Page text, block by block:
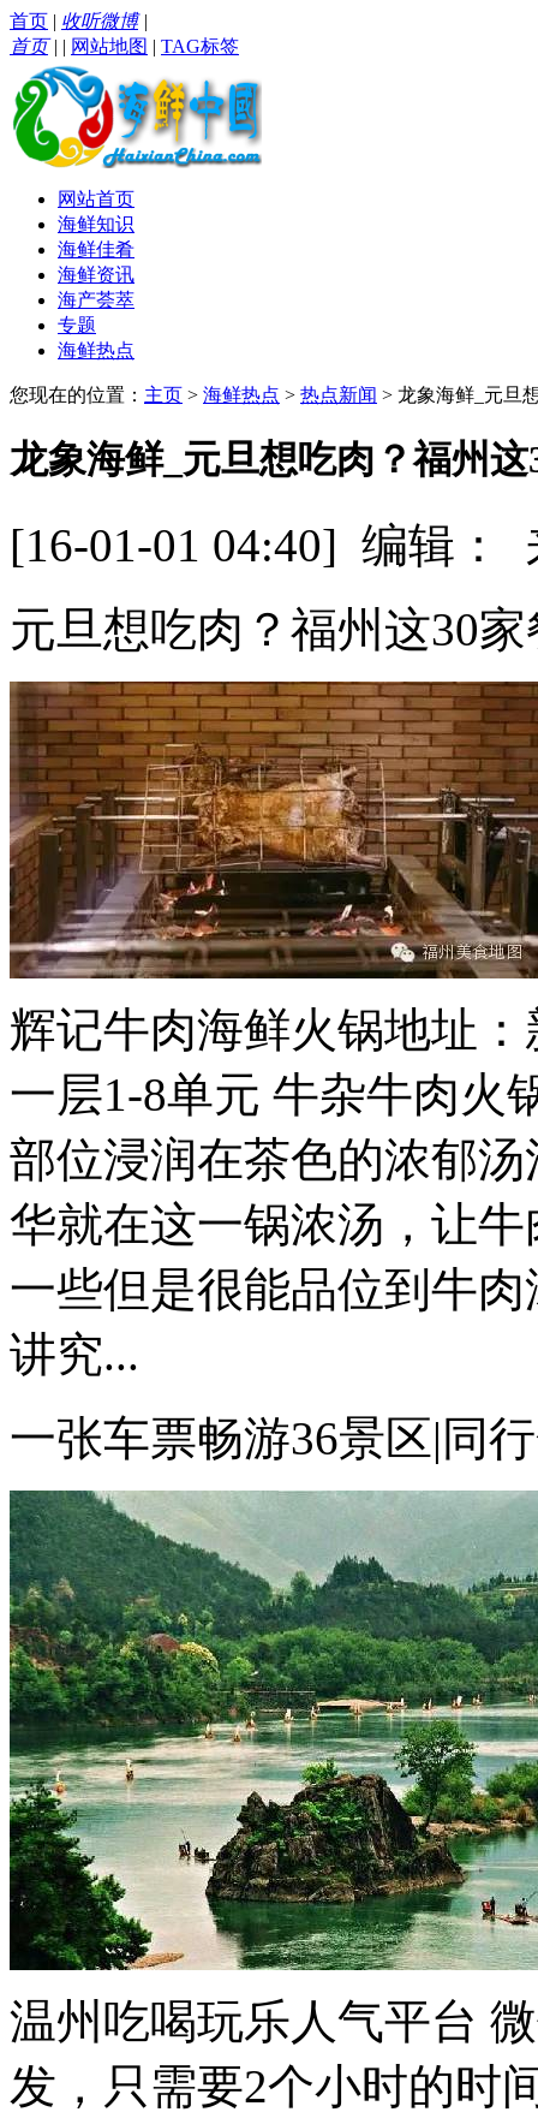
首页 | 收听微博|
首页| | 网站地图 | TAG标签
网站首页
海鲜知识
海鲜佳肴
海鲜资讯
海产荟萃
专题
海鲜热点
您现在的位置： 主页 > 海鲜热点 > 热点新闻 > 龙象海鲜_元旦
龙象海鲜_元旦想吃肉？福州
[16-01-01 04:40] 编辑
元旦想吃肉？福州这30
辉记牛肉海鲜火锅地址
一层1-8单元 牛杂牛肉火
部位浸润在茶色的浓郁
华就在这一锅浓汤，让
一些但是很能品位到牛
讲究...
一张车票畅游36景区|同
温州吃喝玩乐人气平台
发，只需要2个小时的时